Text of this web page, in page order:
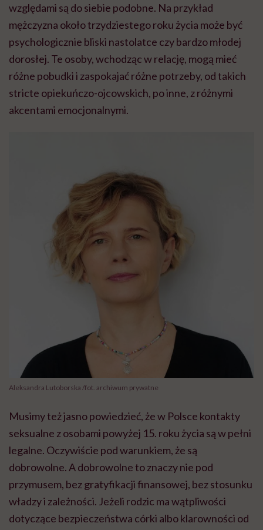
względami są do siebie podobne. Na przykład
mężczyzna około trzydziestego roku życia może być
psychologicznie bliski nastolatce czy bardzo młodej
dorosłej. Te osoby, wchodząc w relację, mogą mieć
różne pobudki i zaspokajać różne potrzeby, od takich
stricte opiekuńczo-ojcowskich, po inne, z różnymi
akcentami emocjonalnymi.
Aleksandra Lutoborska /fot. archiwum prywatne
Musimy też jasno powiedzieć, że w Polsce kontakty
seksualne z osobami powyżej 15. roku życia są w pełni
legalne. Oczywiście pod warunkiem, że są
dobrowolne. A dobrowolne to znaczy nie pod
przymusem, bez gratyfikacji finansowej, bez stosunku
władzy i zależności. Jeżeli rodzic ma wątpliwości
dotyczące bezpieczeństwa córki albo klarowności od